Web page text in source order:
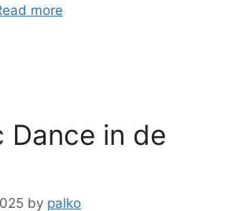
more
Dance in de
by palko